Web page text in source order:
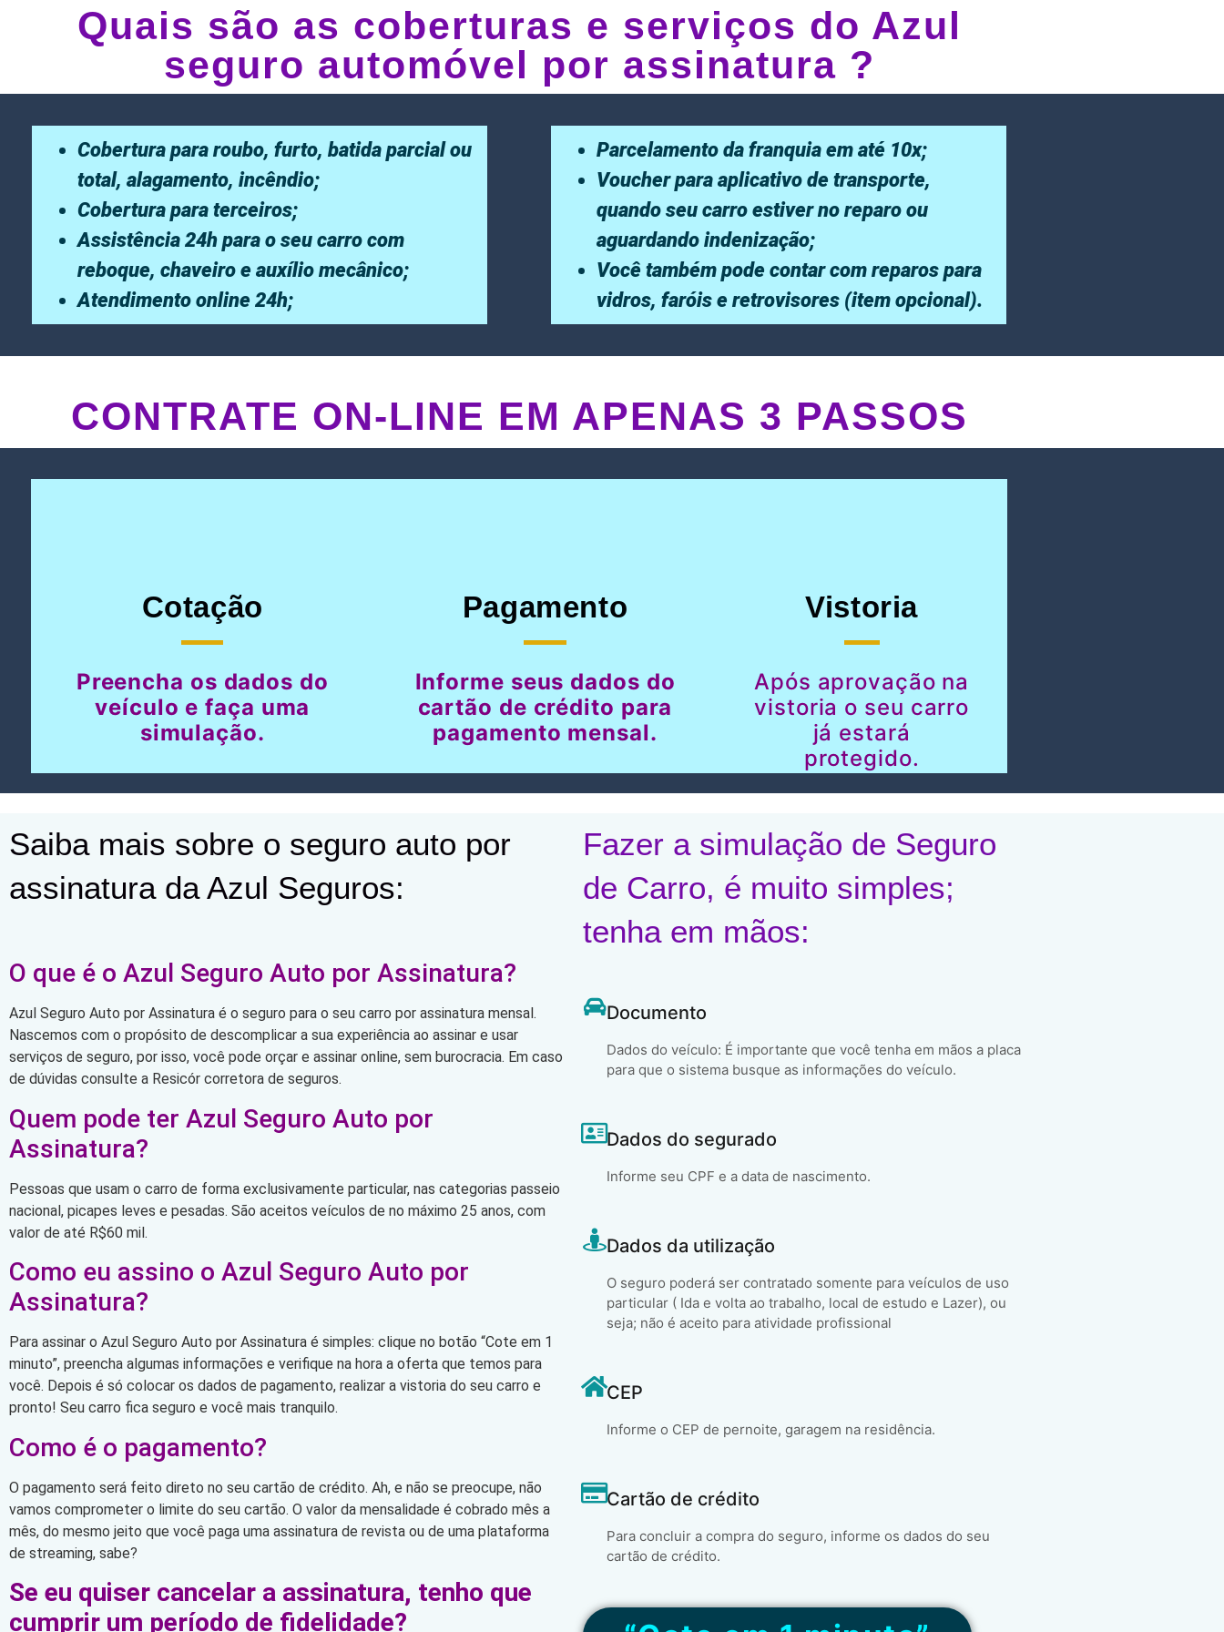
Quais são as coberturas e serviços do Azul
seguro automóvel por assinatura ?
Cobertura para roubo, furto, batida parcial ou
total, alagamento, incêndio;
Cobertura para terceiros;
Assistência 24h para o seu carro com
reboque, chaveiro e auxílio mecânico;
Atendimento online 24h;
Parcelamento da franquia em até 10x;
Voucher para aplicativo de transporte,
quando seu carro estiver no reparo ou
aguardando indenização;
Você também pode contar com reparos para
vidros, faróis e retrovisores (item opcional).
CONTRATE ON-LINE EM APENAS 3 PASSOS
Cotação
Preencha os dados do
veículo e faça uma
simulação.
Pagamento
Informe seus dados do
cartão de crédito para
pagamento mensal.
Vistoria
Após aprovação na
vistoria o seu carro
já estará
protegido.
Saiba mais sobre o seguro auto por
assinatura da Azul Seguros:
O que é o Azul Seguro Auto por Assinatura?
Azul Seguro Auto por Assinatura é o seguro para o seu carro por assinatura mensal.
Nascemos com o propósito de descomplicar a sua experiência ao assinar e usar
serviços de seguro, por isso, você pode orçar e assinar online, sem burocracia. Em caso
de dúvidas consulte a Resicór corretora de seguros.
Quem pode ter Azul Seguro Auto por
Assinatura?
Pessoas que usam o carro de forma exclusivamente particular, nas categorias passeio
nacional, picapes leves e pesadas. São aceitos veículos de no máximo 25 anos, com
valor de até R$60 mil.
Como eu assino o Azul Seguro Auto por
Assinatura?
Para assinar o Azul Seguro Auto por Assinatura é simples: clique no botão “Cote em 1
minuto”, preencha algumas informações e verifique na hora a oferta que temos para
você. Depois é só colocar os dados de pagamento, realizar a vistoria do seu carro e
pronto! Seu carro fica seguro e você mais tranquilo.
Como é o pagamento?
O pagamento será feito direto no seu cartão de crédito. Ah, e não se preocupe, não
vamos comprometer o limite do seu cartão. O valor da mensalidade é cobrado mês a
mês, do mesmo jeito que você paga uma assinatura de revista ou de uma plataforma
de streaming, sabe?
Se eu quiser cancelar a assinatura, tenho que
cumprir um período de fidelidade?
Fazer a simulação de Seguro
de Carro, é muito simples;
tenha em mãos:
Documento
Dados do veículo: É importante que você tenha em mãos a placa
para que o sistema busque as informações do veículo.
Dados do segurado
Informe seu CPF e a data de nascimento.
Dados da utilização
O seguro poderá ser contratado somente para veículos de uso
particular ( Ida e volta ao trabalho, local de estudo e Lazer), ou
seja; não é aceito para atividade profissional
CEP
Informe o CEP de pernoite, garagem na residência.
Cartão de crédito
Para concluir a compra do seguro, informe os dados do seu
cartão de crédito.